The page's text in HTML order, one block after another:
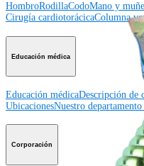
HombroRodillaCodoMano y
Cirugía cardiotorácicaColumna
Educación médica
Educación médicaDescripción de
UbicacionesNuestro
Corporación